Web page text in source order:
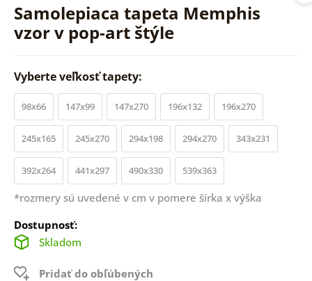
Samolepiaca tapeta Memphis
vzor v pop-art štýle
Vyberte veľkosť tapety:
98x66 147x99 147x270 196x132 196x270
245x165 245x270 294x198 294x270 343x231
392x264 441x297 490x330 539x363
*rozmery sú uvedené v cm v pomere šírka x výška
Dostupnosť:
Skladom
Pridať do obľúbených